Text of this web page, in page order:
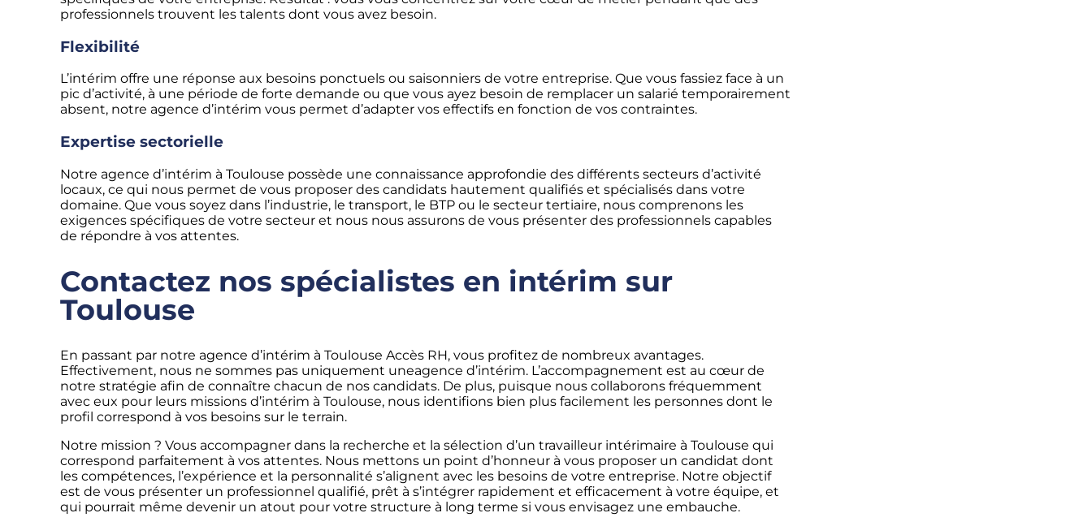
professionnels trouvent les talents dont vous avez besoin.
Flexibilité
L’intérim offre une réponse aux besoins ponctuels ou saisonniers de votre entreprise. Que vous fassiez face à un
pic d’activité, à une période de forte demande ou que vous ayez besoin de remplacer un salarié temporairement
absent, notre agence d’intérim vous permet d’adapter vos effectifs en fonction de vos contraintes.
Expertise sectorielle
Notre agence d’intérim à Toulouse possède une connaissance approfondie des différents secteurs d’activité
locaux, ce qui nous permet de vous proposer des candidats hautement qualifiés et spécialisés dans votre
domaine. Que vous soyez dans l’industrie, le transport, le BTP ou le secteur tertiaire, nous comprenons les
exigences spécifiques de votre secteur et nous nous assurons de vous présenter des professionnels capables
de répondre à vos attentes.
Contactez nos spécialistes en intérim sur
Toulouse
En passant par notre agence d’intérim à Toulouse Accès RH, vous profitez de nombreux avantages.
Effectivement, nous ne sommes pas uniquement uneagence d’intérim. L’accompagnement est au cœur de
notre stratégie afin de connaître chacun de nos candidats. De plus, puisque nous collaborons fréquemment
avec eux pour leurs missions d’intérim à Toulouse, nous identifions bien plus facilement les personnes dont le
profil correspond à vos besoins sur le terrain.
Notre mission ? Vous accompagner dans la recherche et la sélection d’un travailleur intérimaire à Toulouse qui
correspond parfaitement à vos attentes. Nous mettons un point d’honneur à vous proposer un candidat dont
les compétences, l’expérience et la personnalité s’alignent avec les besoins de votre entreprise. Notre objectif
est de vous présenter un professionnel qualifié, prêt à s’intégrer rapidement et efficacement à votre équipe, et
qui pourrait même devenir un atout pour votre structure à long terme si vous envisagez une embauche.